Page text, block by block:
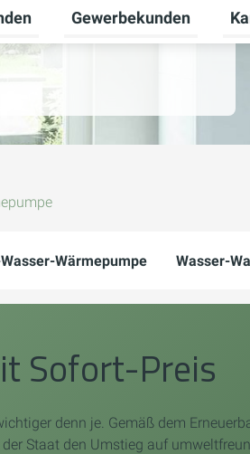
für Neue Energien umschalten
Untermenü für
Gewerbekunden
Wärmepumpe Wasser-
Sofort-Preis
denn je. Gemäß dem
Staat den Umstieg auf